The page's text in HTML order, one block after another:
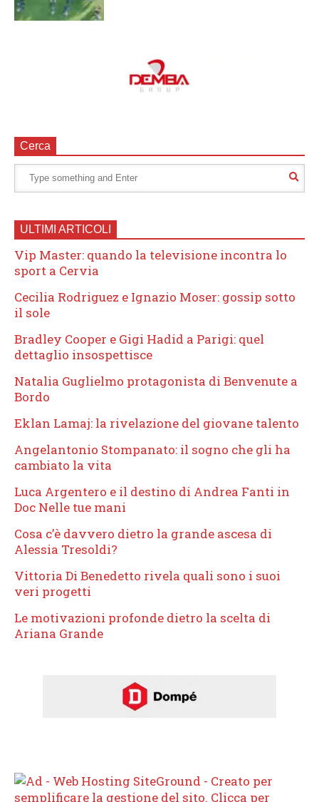
Cerca
ULTIMI ARTICOLI
Vip Master: quando la televisione incontra lo
sport a Cervia
Cecilia Rodriguez e Ignazio Moser: gossip sotto
il sole
Bradley Cooper e Gigi Hadid a Parigi: quel
dettaglio insospettisce
Natalia Guglielmo protagonista di Benvenute a
Bordo
Eklan Lamaj: la rivelazione del giovane talento
Angelantonio Stompanato: il sogno che gli ha
cambiato la vita
Luca Argentero e il destino di Andrea Fanti in
Doc Nelle tue mani
Cosa c’è davvero dietro la grande ascesa di
Alessia Tresoldi?
Vittoria Di Benedetto rivela quali sono i suoi
veri progetti
Le motivazioni profonde dietro la scelta di
Ariana Grande